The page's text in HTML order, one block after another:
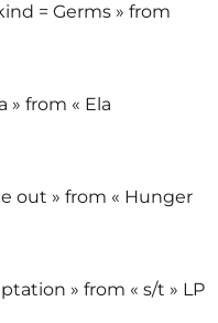
= Germs » from
» from « Ela
out » from « Hunger
» from « s/t » LP